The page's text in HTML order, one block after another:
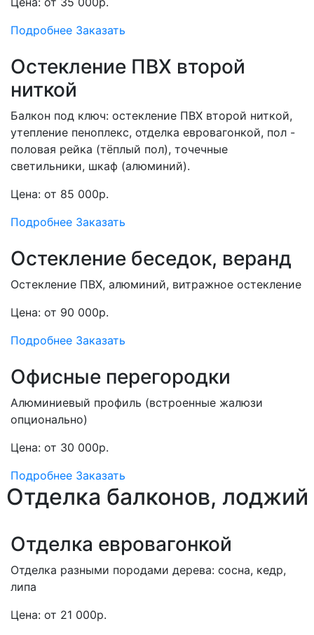
Подробнее Заказать
Остекление ПВХ второй
ниткой
Балкон под ключ: остекление ПВХ второй ниткой,
утепление пеноплекс, отделка евровагонкой, пол -
половая рейка (тёплый пол), точечные
светильники, шкаф (алюминий).
Цена: от 85 000р.
Подробнее Заказать
Остекление беседок, веранд
Остекление ПВХ, алюминий, витражное остекление
Цена: от 90 000р.
Подробнее Заказать
Офисные перегородки
Алюминиевый профиль (встроенные жалюзи
опционально)
Цена: от 30 000р.
Подробнее Заказать
Отделка балконов, лоджий
Отделка евровагонкой
Отделка разными породами дерева: сосна, кедр,
липа
Цена: от 21 000р.